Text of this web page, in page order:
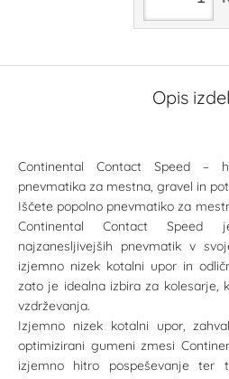
Opis
Continental Contact Speed –
pnevmatika za mestna, gravel in
Iščete popolno pnevmatiko za
Continental Contact
najzanesljivejših pnevmatik v
izjemno nizek kotalni upor in
zato je idealna izbira za kolesarje,
vzdrževanja.
Izjemno nizek kotalni upor,
optimizirani gumeni zmesi
izjemno hitro pospeševanje ter